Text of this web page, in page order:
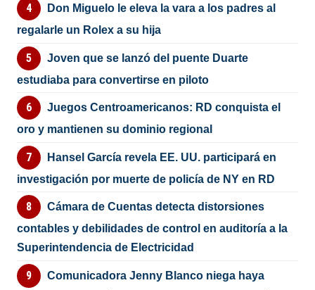
Don Miguelo le eleva la vara a los padres al
regalarle un Rolex a su hija
Joven que se lanzó del puente Duarte
estudiaba para convertirse en piloto
Juegos Centroamericanos: RD conquista el
oro y mantienen su dominio regional
Hansel García revela EE. UU. participará en
investigación por muerte de policía de NY en RD
Cámara de Cuentas detecta distorsiones
contables y debilidades de control en auditoría a la
Superintendencia de Electricidad
Comunicadora Jenny Blanco niega haya